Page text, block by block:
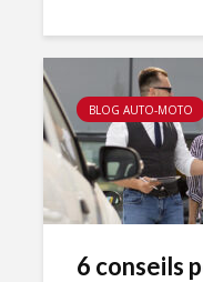
BLOG AUTO-MOTO
6 conseils